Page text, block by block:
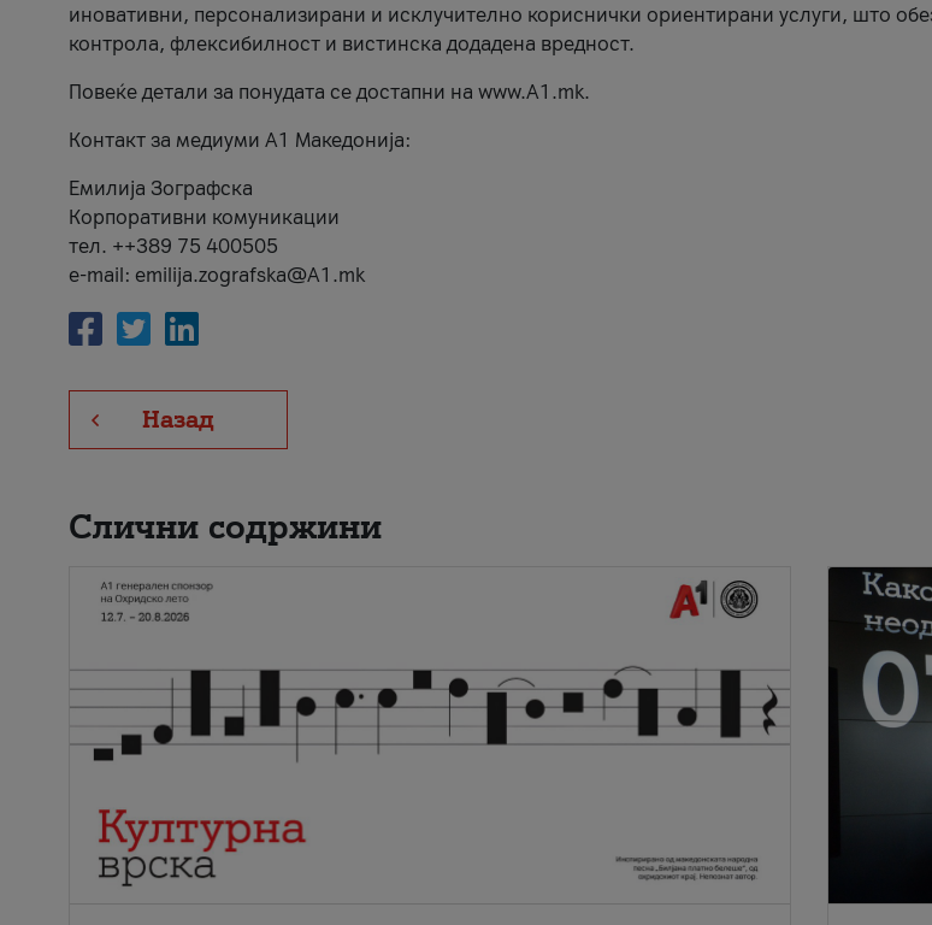
иновативни, персонализирани и исклучително кориснички ориентирани услуги, што
контрола, флексибилност и вистинска додадена вредност.
Повеќе детали за понудата се достапни на www.А1.mk.
Контакт за медиуми А1 Македонија:
Емилија Зографска
Корпоративни комуникации
тел. ++389 75 400505
e-mail: emilija.zografska@A1.mk
Назад
Слични содржини